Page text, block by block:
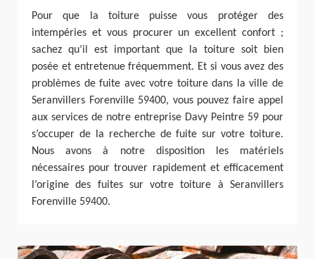
Pour que la toiture puisse vous protéger des
intempéries et vous procurer un excellent confort ;
sachez qu’il est important que la toiture soit bien
posée et entretenue fréquemment. Et si vous avez des
problèmes de fuite avec votre toiture dans la ville de
Seranvillers Forenville 59400, vous pouvez faire appel
aux services de notre entreprise Davy Peintre 59 pour
s’occuper de la recherche de fuite sur votre toiture.
Nous avons à notre disposition les matériels
nécessaires pour trouver rapidement et efficacement
l’origine des fuites sur votre toiture à Seranvillers
Forenville 59400.